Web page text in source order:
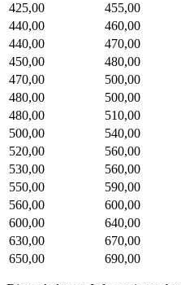
425,00
455,00
440,00
460,00
440,00
470,00
450,00
480,00
470,00
500,00
480,00
500,00
480,00
510,00
500,00
540,00
520,00
560,00
530,00
560,00
550,00
590,00
560,00
600,00
600,00
640,00
630,00
670,00
650,00
690,00